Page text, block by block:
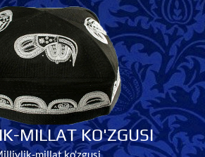
MILLAT KO'ZGUSI
millat ko'zgusi